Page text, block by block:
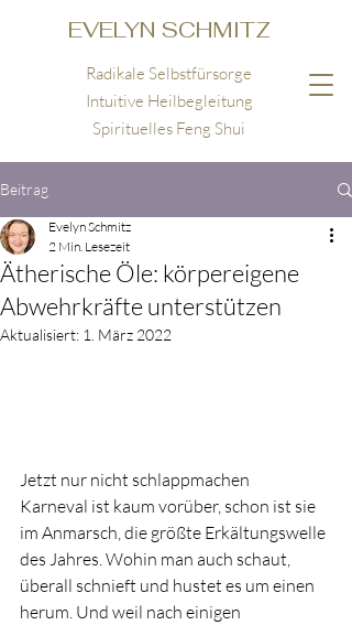
EVELYN SCHMITZ
Radikale Selbstfürsorge
Intuitive Heilbegleitung
Spirituelles Feng Shui
Beitrag
Ätherische Öle: körpereigene
Abwehrkräfte unterstützen
Evelyn Schmitz
2 Min. Lesezeit
Aktualisiert: 1. März 2022
Jetzt nur nicht schlappmachen
Karneval ist kaum vorüber, schon ist sie
im Anmarsch, die größte Erkältungswelle
des Jahres. Wohin man auch schaut,
überall schnieft und hustet es um einen
herum. Und weil nach einigen